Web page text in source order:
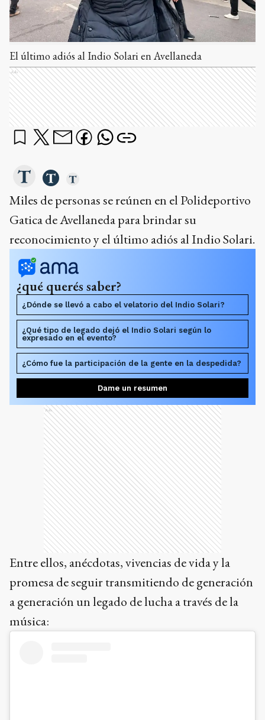
El último adiós al Indio Solari en Avellaneda
Ads
Miles de personas se reúnen en el Polideportivo
Gatica de Avellaneda para brindar su
reconocimiento y el último adiós al Indio Solari.
¿qué querés saber?
¿Dónde se llevó a cabo el velatorio del Indio Solari?
¿Qué tipo de legado dejó el Indio Solari según lo
expresado en el evento?
¿Cómo fue la participación de la gente en la despedida?
Dame un resumen
Ads
Entre ellos, anécdotas, vivencias de vida y la
promesa de seguir transmitiendo de generación
a generación un legado de lucha a través de la
música: